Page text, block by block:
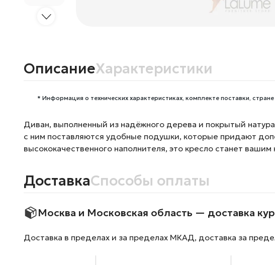
ОписаниеХарактеристики
* Информация о технических характеристиках, комплекте поставки,
Диван, выполненный из надёжного дерева и покрытый
с ним поставляются удобные подушки, которые придают
высококачественного наполнителя, это кресло станет
ДоставкаСпособы оплаты
Москва и Московская область — доставка
Доставка в пределах и за пределах МКАД, доставка за